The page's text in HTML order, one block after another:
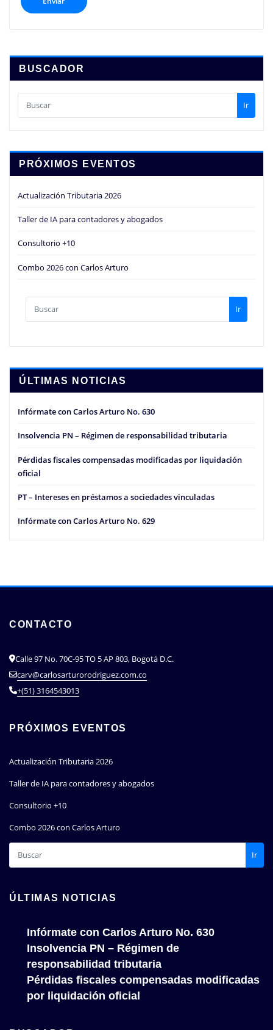
BUSCADOR
Ir
PRÓXIMOS EVENTOS
Actualización Tributaria 2026
Taller de IA para contadores y abogados
Consultorio +10
Combo 2026 con Carlos Arturo
Ir
ÚLTIMAS NOTICIAS
Infórmate con Carlos Arturo No. 630
Insolvencia PN – Régimen de responsabilidad tributaria
Pérdidas fiscales compensadas modificadas por liquidación
oficial
PT – Intereses en préstamos a sociedades vinculadas
Infórmate con Carlos Arturo No. 629
CONTACTO
Calle 97 No. 70C-95 TO 5 AP 803, Bogotá D.C.
carv@carlosarturorodriguez.com.co
+(51) 3164543013
PRÓXIMOS EVENTOS
Actualización Tributaria 2026
Taller de IA para contadores y abogados
Consultorio +10
Combo 2026 con Carlos Arturo
Ir
ÚLTIMAS NOTICIAS
Infórmate con Carlos Arturo No. 630
Insolvencia PN – Régimen de
responsabilidad tributaria
Pérdidas fiscales compensadas modificadas
por liquidación oficial